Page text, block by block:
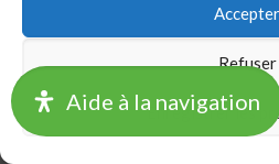
Accepter
Refuser
Enregistrer les
secondaire@chu-
Rhumatologie
Aide à la navigation